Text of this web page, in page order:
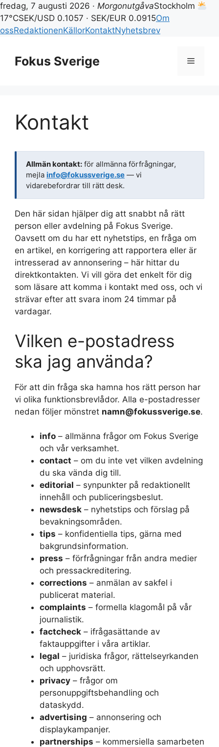
fredag, 7 augusti 2026 · MorgonutgåvaStockholm
17°CSEK/USD 0.1057 · SEK/EUR 0.0915Om
ossRedaktionenKällorKontaktNyhetsbrev
innehållFokus Sverige Meny
Kontakt
Allmän kontakt: för allmänna förfrågningar,
mejla info@fokussverige.se — vi
vidarebefordrar till rätt desk.
Den här sidan hjälper dig att snabbt nå rätt
person eller avdelning på Fokus Sverige.
Oavsett om du har ett nyhetstips, en fråga om
en artikel, en korrigering att rapportera eller är
intresserad av annonsering – här hittar du
direktkontakten. Vi vill göra det enkelt för dig
som läsare att komma i kontakt med oss, och vi
strävar efter att svara inom 24 timmar på
vardagar.
Vilken e-postadress
ska jag använda?
För att din fråga ska hamna hos rätt person har
vi olika funktionsbrevlådor. Alla e-postadresser
nedan följer mönstret namn@fokussverige.se.
info – allmänna frågor om Fokus Sverige
och vår verksamhet.
contact – om du inte vet vilken avdelning
du ska vända dig till.
editorial – synpunkter på redaktionellt
innehåll och publiceringsbeslut.
newsdesk – nyhetstips och förslag på
bevakningsområden.
tips – konfidentiella tips, gärna med
bakgrundsinformation.
press – förfrågningar från andra medier
och pressackreditering.
corrections – anmälan av sakfel i
publicerat material.
complaints – formella klagomål på vår
journalistik.
factcheck – ifrågasättande av
faktauppgifter i våra artiklar.
legal – juridiska frågor, rättelseyrkanden
och upphovsrätt.
privacy – frågor om
personuppgiftsbehandling och
dataskydd.
advertising – annonsering och
displaykampanjer.
partnerships – kommersiella samarbeten